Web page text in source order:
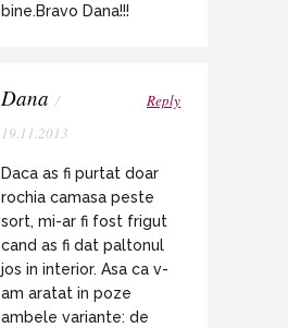
bine.Bravo Dana!!!
Dana /
19.11.2013
Reply
Daca as fi purtat doar
rochia camasa peste
sort, mi-ar fi fost frigut
cand as fi dat paltonul
jos in interior. Asa ca v-
am aratat in poze
ambele variante: de